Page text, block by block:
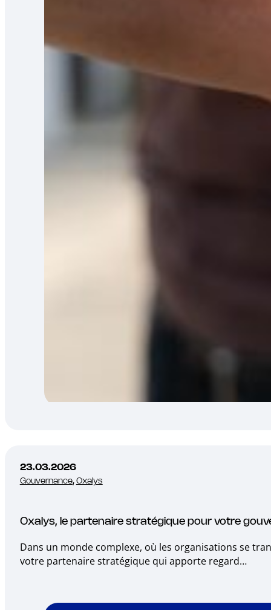
23.03.2026
Gouvernance, Oxalys
Oxalys, le partenaire stratégique pour votre
Dans un monde complexe, où les organisations se
votre partenaire stratégique qui apporte regard…